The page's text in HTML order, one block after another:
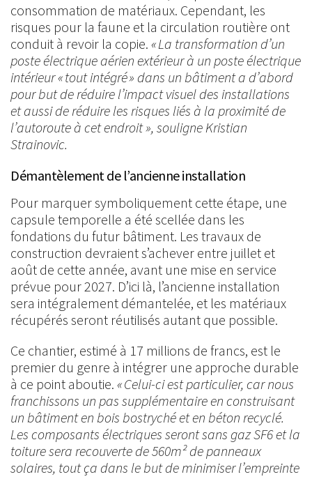
consommation de matériaux. Cependant, les
risques pour la faune et la circulation routière ont
conduit à revoir la copie. « La transformation d’un
poste électrique aérien extérieur à un poste électrique
intérieur « tout intégré » dans un bâtiment a d’abord
pour but de réduire l’impact visuel des installations
et aussi de réduire les risques liés à la proximité de
l’autoroute à cet endroit », souligne Kristian
Strainovic.
Démantèlement de l’ancienne installation
Pour marquer symboliquement cette étape, une
capsule temporelle a été scellée dans les
fondations du futur bâtiment. Les travaux de
construction devraient s’achever entre juillet et
août de cette année, avant une mise en service
prévue pour 2027. D’ici là, l’ancienne installation
sera intégralement démantelée, et les matériaux
récupérés seront réutilisés autant que possible.
Ce chantier, estimé à 17 millions de francs, est le
premier du genre à intégrer une approche durable
à ce point aboutie. « Celui-ci est particulier, car nous
franchissons un pas supplémentaire en construisant
un bâtiment en bois bostryché et en béton recyclé.
Les composants électriques seront sans gaz SF6 et la
toiture sera recouverte de 560m² de panneaux
solaires, tout ça dans le but de minimiser l’empreinte